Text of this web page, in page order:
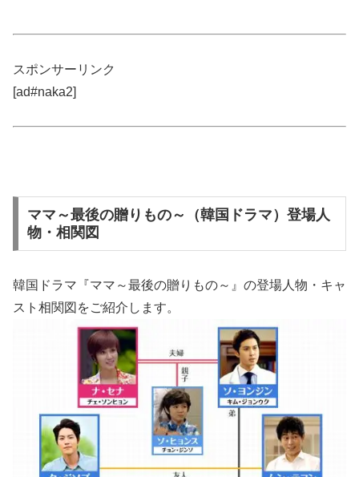
スポンサーリンク
[ad#naka2]
ママ～最後の贈りもの～（韓国ドラマ）登場人
物・相関図
韓国ドラマ『ママ～最後の贈りもの～』の登場人物・キャ
スト相関図をご紹介します。